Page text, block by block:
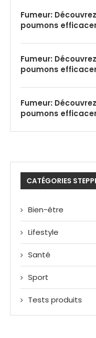
Fumeur:
poumons
Fumeur:
poumons
Fumeur:
poumons
CATÉGORIES
Bien-être
Lifestyle
Santé
Sport
Tests produits